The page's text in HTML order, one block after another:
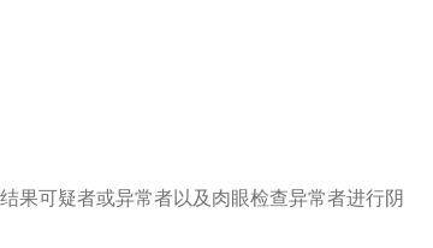
可疑者或异常者以及肉眼检查异常者进行阴